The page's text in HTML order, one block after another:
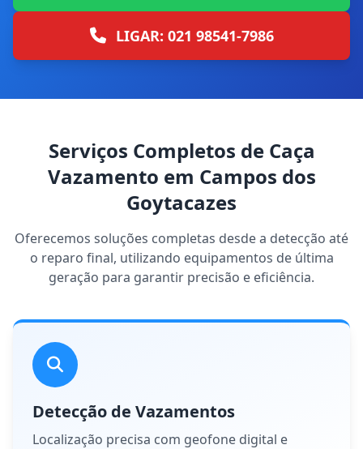
LIGAR: 021 98541-7986
Serviços Completos de Caça
Vazamento em Campos dos
Goytacazes
Oferecemos soluções completas desde a detecção até
o reparo final, utilizando equipamentos de última
geração para garantir precisão e eficiência.
Detecção de Vazamentos
Localização precisa com geofone digital e